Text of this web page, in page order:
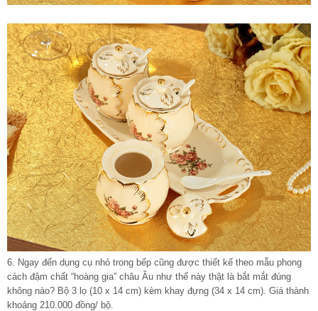
6. Ngay đến dụng cụ nhỏ trong bếp cũng được thiết kế theo mẫu phong
cách đậm chất “hoàng gia” châu Âu như thế này thật là bắt mắt đúng
không nào? Bộ 3 lọ (10 x 14 cm) kèm khay đựng (34 x 14 cm). Giá thành
khoảng 210.000 đồng/ bộ.